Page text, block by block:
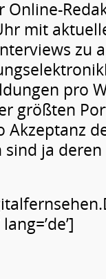
mit
zu
pro
größten
Akzeptanz
ja